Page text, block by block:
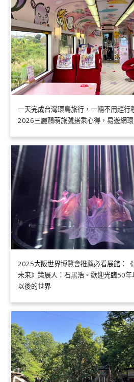
一天完成台灣環島旅行，一輛不用趕行
2026三麗鷗萌旅號搭乘心得，易遊網
2025大阪世界博覽會推薦必看展館：
未来》策展人：石黑浩。歡迎光臨50
以後的世界